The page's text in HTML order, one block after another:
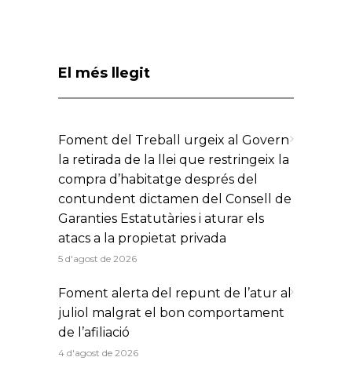
El més llegit
Foment del Treball urgeix al Govern
la retirada de la llei que restringeix la
compra d’habitatge després del
contundent dictamen del Consell de
Garanties Estatutàries i aturar els
atacs a la propietat privada
5 d'agost de 2026
Foment alerta del repunt de l’atur al
juliol malgrat el bon comportament
de l’afiliació
4 d'agost de 2026